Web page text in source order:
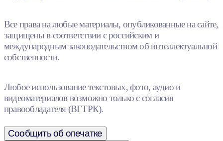
Все права на любые материалы, опубликованные на сайте,
защищены в соответствии с российским и
международным законодательством об интеллектуальной
собственности.
Любое использование текстовых, фото, аудио и
видеоматериалов возможно только с согласия
правообладателя (ВГТРК).
Сообщить об опечатке